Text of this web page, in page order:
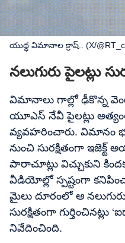
యుద్ధ విమానాల క్రాష్.. (X/
నలుగురు పైలట్లు
విమానాలు గాల్లో ఢీకొన్న
యూఎస్ నేవీ పైలట్లు
వ్యవహరించారు. విమానం
నుంచి సురక్షితంగా ఇజెక్ట్
పారాచూట్లు విచ్చుకుని
వీడియోల్లో స్పష్టంగా
మైలు దూరంలో ఆ
సురక్షితంగా గుర్తించినట్లు
నివేదించింది.